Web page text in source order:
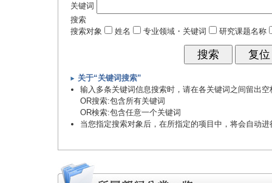
关键词
搜索
搜索对象
姓名 专业领域・关键词 研究课题名称
关于“关键词搜索”
输入多条关键词信息搜索时，请在各关键词之间留出空
OR搜索:包含所有关键词
OR検索:包含任意一个关键词
当您指定搜索对象后，在所指定的项目中，将会自动